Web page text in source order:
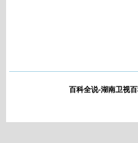
百科全说-湖南卫视